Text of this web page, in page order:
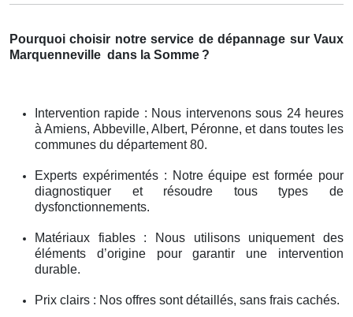
Pourquoi choisir notre service de dépannage sur Vaux
Marquenneville dans la Somme ?
Intervention rapide : Nous intervenons sous 24 heures
à Amiens, Abbeville, Albert, Péronne, et dans toutes les
communes du département 80.
Experts expérimentés : Notre équipe est formée pour
diagnostiquer et résoudre tous types de
dysfonctionnements.
Matériaux fiables : Nous utilisons uniquement des
éléments d’origine pour garantir une intervention
durable.
Prix clairs : Nos offres sont détaillés, sans frais cachés.